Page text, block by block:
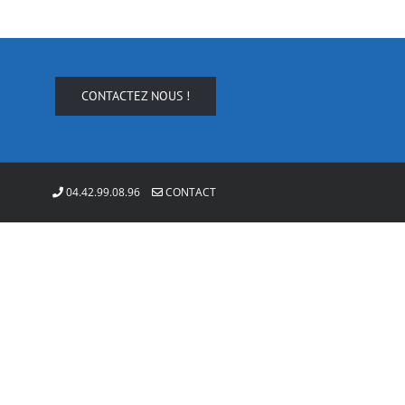
CONTACTEZ NOUS !
04.42.99.08.96 CONTACT